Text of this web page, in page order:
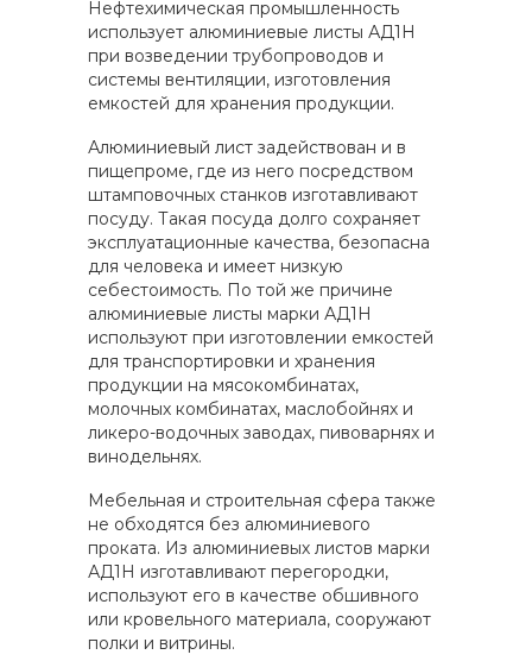
Нефтехимическая промышленность
использует алюминиевые листы АД1Н
при возведении трубопроводов и
системы вентиляции, изготовления
емкостей для хранения продукции.
Алюминиевый лист задействован и в
пищепроме, где из него посредством
штамповочных станков изготавливают
посуду. Такая посуда долго сохраняет
эксплуатационные качества, безопасна
для человека и имеет низкую
себестоимость. По той же причине
алюминиевые листы марки АД1Н
используют при изготовлении емкостей
для транспортировки и хранения
продукции на мясокомбинатах,
молочных комбинатах, маслобойнях и
ликеро-водочных заводах, пивоварнях и
винодельнях.
Мебельная и строительная сфера также
не обходятся без алюминиевого
проката. Из алюминиевых листов марки
АД1Н изготавливают перегородки,
используют его в качестве обшивного
или кровельного материала, сооружают
полки и витрины.